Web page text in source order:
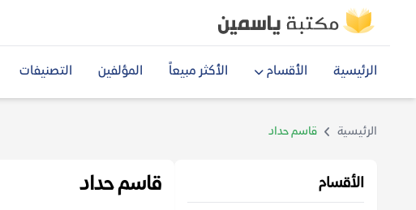
الرئيسية الأقسام الأكثر مبيعاً المؤلفين التصنيفات
الرئيسية قاسم حداد
الأقسام قاسم حداد